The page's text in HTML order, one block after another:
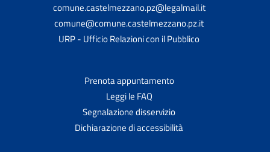
comune.castelmezzano.pz@legalmail.it
comune@comune.castelmezzano.pz.it
URP - Ufficio Relazioni con il Pubblico
Prenota appuntamento
Leggi le FAQ
Segnalazione disservizio
Dichiarazione di accessibilità